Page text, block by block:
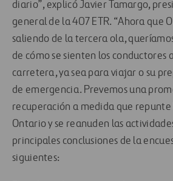
diario”, explicó Javier Tamargo,
general de la 407 ETR. “Ahora que
saliendo de la tercera ola,
de cómo se sienten los conductores
carretera, ya sea para viajar o su
de emergencia. Prevemos una
recuperación a medida que repunte
Ontario y se reanuden las
principales conclusiones de la
siguientes: